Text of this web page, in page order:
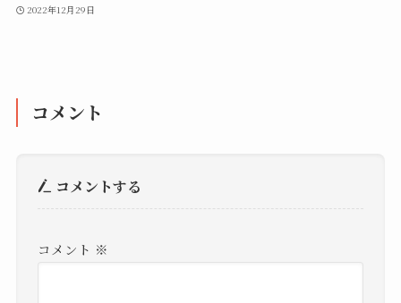
2022年12月29日
コメント
コメントする
コメント ※